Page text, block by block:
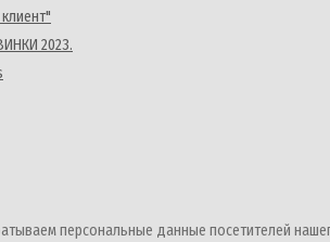
2023.
персональные данные посетителей